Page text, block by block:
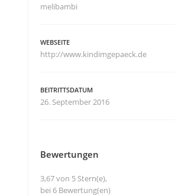
melibambi
WEBSEITE
http://www.kindimgepaeck.de
BEITRITTSDATUM
26. September 2016
Bewertungen
3,67 von 5 Stern(e),
bei 6 Bewertung(en)